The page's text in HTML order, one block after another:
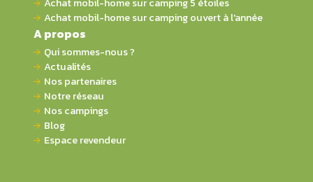
Achat mobil-home sur camping ouvert à l'année
A propos
Qui sommes-nous ?
Actualités
Nos partenaires
Notre réseau
Nos campings
Blog
Espace revendeur